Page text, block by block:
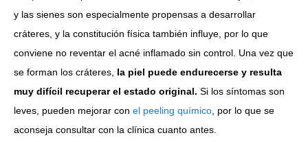
y las sienes son especialmente propensas a desarrollar
cráteres, y la constitución física también influye, por lo que
conviene no reventar el acné inflamado sin control. Una vez que
se forman los cráteres, la piel puede endurecerse y resulta
muy difícil recuperar el estado original. Si los síntomas son
leves, pueden mejorar con el peeling químico , por lo que se
aconseja consultar con la clínica cuanto antes.